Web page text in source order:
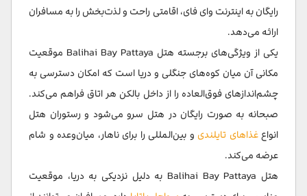
رایگان به اینترنت وای فای، اقامتی راحت و لذت‌بخش را به مسافران
ارائه می‌دهد.
یکی از ویژگی‌های برجسته هتل Balihai Bay Pattaya موقعیت
مکانی آن میان کوه‌های جنگلی و دریا است که امکان دسترسی به
چشم‌اندازهای فوق‌العاده را از داخل بالکن هر اتاق فراهم می‌کند.
صبحانه به صورت رایگان در هتل سرو می‌شود و رستوران هتل
انواعغذاهای تایلندی و بین‌المللی را برای ناهار، میان‌وعده و شام
عرضه می‌کند.
هتل Balihai Bay Pattaya به دلیل نزدیکی به دریا، موقعیت